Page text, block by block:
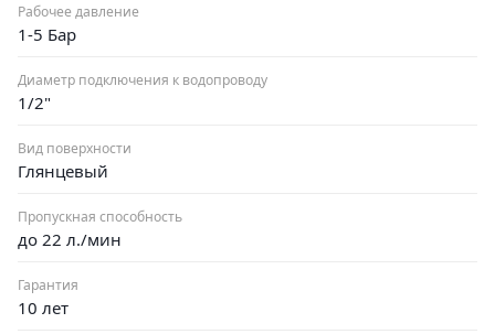
Рабочее давление
1-5 Бар
Диаметр подключения к водопроводу
1/2"
Вид поверхности
Глянцевый
Пропускная способность
до 22 л./мин
Гарантия
10 лет